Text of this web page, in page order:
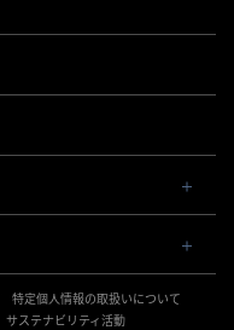
特定個人情報の取扱いについて
サステナビリティ活動